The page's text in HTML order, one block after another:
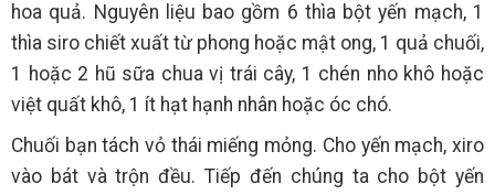
hoa quả. Nguyên liệu bao gồm 6 thìa bột yến mạch, 1
thìa siro chiết xuất từ phong hoặc mật ong, 1 quả chuối,
1 hoặc 2 hũ sữa chua vị trái cây, 1 chén nho khô hoặc
việt quất khô, 1 ít hạt hạnh nhân hoặc óc chó.
Chuối bạn tách vỏ thái miếng mỏng. Cho yến mạch, xiro
vào bát và trộn đều. Tiếp đến chúng ta cho bột yến